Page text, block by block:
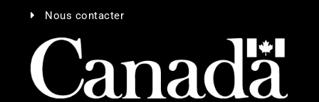
Nous contacter